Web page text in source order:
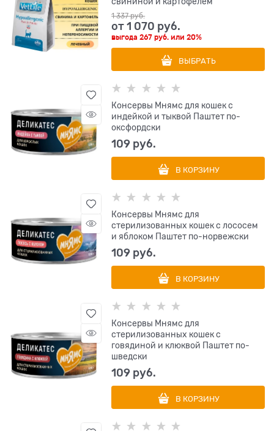
1 337 руб.
от1 070 руб.
выгода267 руб. или20%
ВЫБРАТЬ
Консервы Мнямс для кошек с
индейкой и тыквой Паштет по-
оксфордски
109 руб.
В КОРЗИНУ
Консервы Мнямс для
стерилизованных кошек с лососем
и яблоком Паштет по-норвежски
109 руб.
В КОРЗИНУ
Консервы Мнямс для
стерилизованных кошек с
говядиной и клюквой Паштет по-
шведски
109 руб.
В КОРЗИНУ